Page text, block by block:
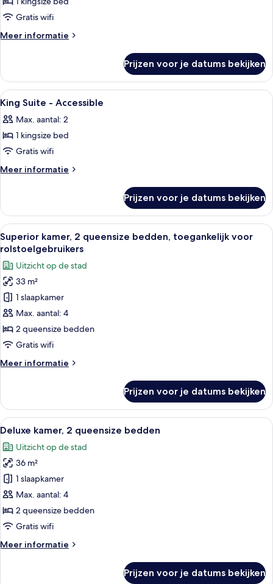
Premier
King
laden
Gratis wifi
Meer informatie
Meer
King
Prijzen voor je datums bekijken
Alle
foto's
voor
King
Suite
-
Een bed met witte kussens en een
5
King Suite - Accessible
Max. aantal: 2
1 kingsize bed
Gratis wifi
Meer informatie
Meer
Suite
Accessible
Prijzen voor je datums bekijken
Alle
foto's
voor
Superior
kamer,
2
queensize
bedden,
toegankelijk
rolstoelgebruikers
Een hotelkamer met twee bedden,
5
Superior kamer, 2 queensize bedden, toegankelijk voor
rolstoelgebruikers
Uitzicht op de stad
33 m²
1 slaapkamer
Max. aantal: 4
2 queensize bedden
Gratis wifi
Meer informatie
Meer
kamer,
queensize
toegankelijk
voor
rolstoelgebruikers
Prijzen voor je datums bekijken
Alle
foto's
voor
Deluxe
kamer,
2
queensize
bedden
Een hotelkamer met twee bedden,
7
Deluxe kamer, 2 queensize bedden
Uitzicht op de stad
36 m²
1 slaapkamer
Max. aantal: 4
2 queensize bedden
Gratis wifi
Meer informatie
Meer
Prijzen voor je datums bekijken